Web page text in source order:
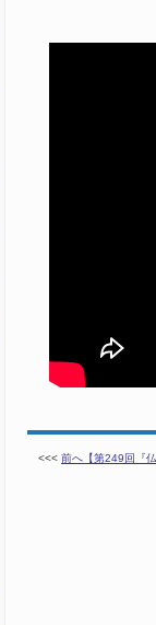
<<< 前へ【第249回『